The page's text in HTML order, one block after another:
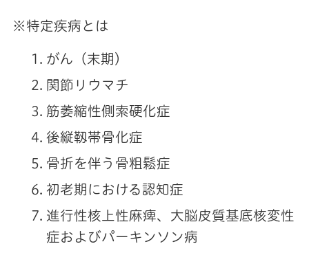
※特定疾病とは
がん（末期）
関節リウマチ
筋萎縮性側索硬化症
後縦靱帯骨化症
骨折を伴う骨粗鬆症
初老期における認知症
進行性核上性麻痺、大脳皮質基底核変性
症およびパーキンソン病